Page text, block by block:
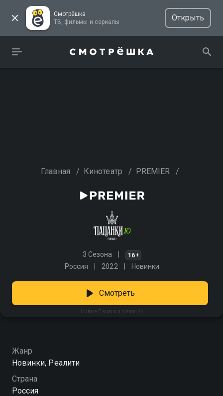
Смотрёшка
ТВ, фильмы и сериалы
Открыть
Главная / Кинотеатр / PREMIER /
3 Сезона 16+
Россия 2022 Новинки
Новые Пацанки (сезон 1)
Смотреть
Жанр
Новинки, Реалити
Страна
Россия